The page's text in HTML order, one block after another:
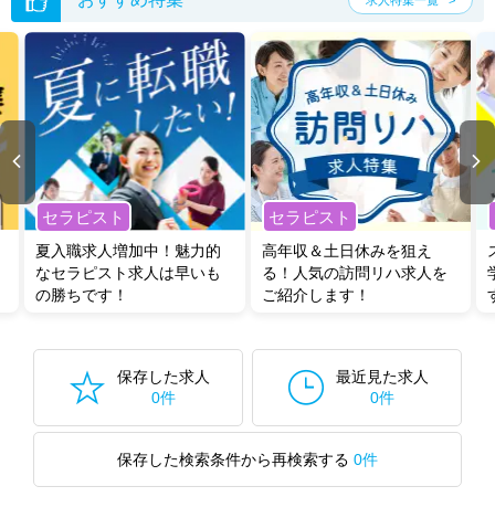
セラピスト
夏入職求人増加中！魅力的
なセラピスト求人は早いも
の勝ちです！
セラピスト
高年収＆土日休みを狙え
る！人気の訪問リハ求人を
ご紹介します！
保存した求人
0件
最近見た求人
0件
保存した検索条件から再検索する 0件